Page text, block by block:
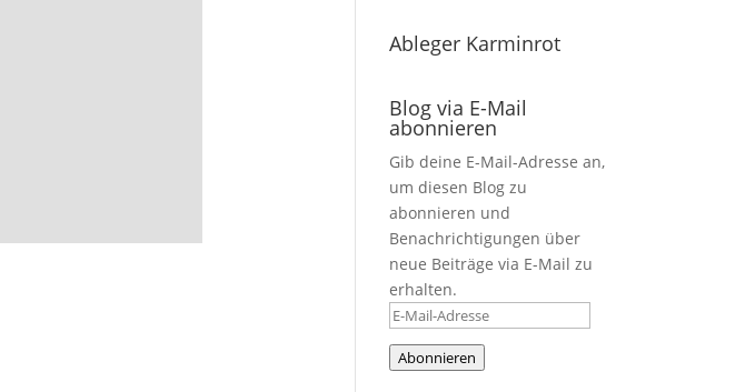
Ableger Karminrot
Blog via E-Mail
abonnieren
Gib deine E-Mail-Adresse an,
um diesen Blog zu
abonnieren und
Benachrichtigungen über
neue Beiträge via E-Mail zu
erhalten.
E-
Adresse
Abonnieren